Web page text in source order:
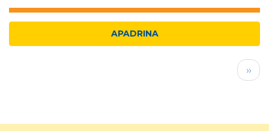
APADRINA
››